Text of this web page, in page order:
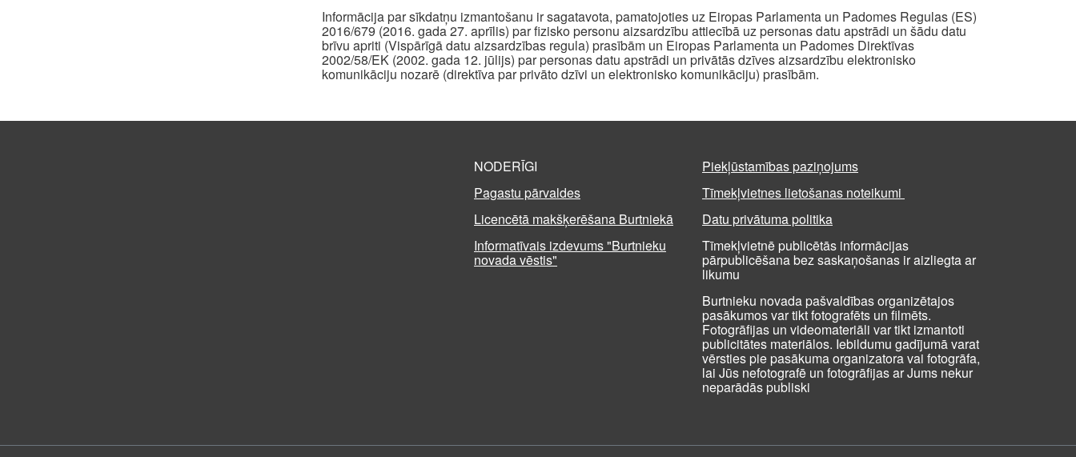
Informācija par sīkdatņu izmantošanu ir sagatavota, pamatojoties uz Eiropas Parlamenta un Padomes Regulas (ES)
2016/679 (2016. gada 27. aprīlis) par fizisko personu aizsardzību attiecībā uz personas datu apstrādi un šādu datu
brīvu apriti (Vispārīgā datu aizsardzības regula) prasībām un Eiropas Parlamenta un Padomes Direktīvas
2002/58/EK (2002. gada 12. jūlijs) par personas datu apstrādi un privātās dzīves aizsardzību elektronisko
komunikāciju nozarē (direktīva par privāto dzīvi un elektronisko komunikāciju) prasībām.
NODERĪGI
Pagastu pārvaldes
Licencētā makšķerēšana Burtniekā
Informatīvais izdevums "Burtnieku
novada vēstis"
Piekļūstamības paziņojums
Tīmekļvietnes lietošanas noteikumi
Datu privātuma politika
Tīmekļvietnē publicētās informācijas
pārpublicēšana bez saskaņošanas ir aizliegta ar
likumu
Burtnieku novada pašvaldības organizētajos
pasākumos var tikt fotografēts un filmēts.
Fotogrāfijas un videomateriāli var tikt izmantoti
publicitātes materiālos. Iebildumu gadījumā varat
vērsties pie pasākuma organizatora vai fotogrāfa,
lai Jūs nefotografē un fotogrāfijas ar Jums nekur
neparādās publiski